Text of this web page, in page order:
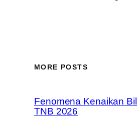
MORE POSTS
Fenomena Kenaikan Bil
TNB 2026